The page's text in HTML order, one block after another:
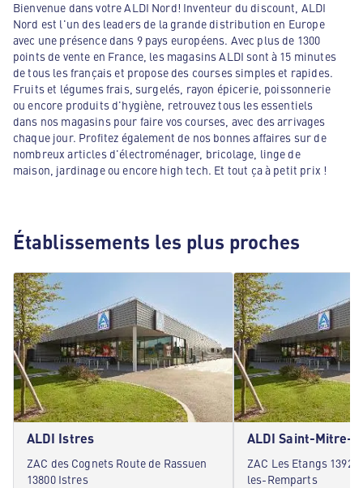
Bienvenue dans votre ALDI Nord! Inventeur du discount, ALDI
Nord est l'un des leaders de la grande distribution en Europe
avec une présence dans 9 pays européens. Avec plus de 1300
points de vente en France, les magasins ALDI sont à 15 minutes
de tous les français et propose des courses simples et rapides.
Fruits et légumes frais, surgelés, rayon épicerie, poissonnerie
ou encore produits d'hygiène, retrouvez tous les essentiels
dans nos magasins pour faire vos courses, avec des arrivages
chaque jour. Profitez également de nos bonnes affaires sur de
nombreux articles d'électroménager, bricolage, linge de
maison, jardinage ou encore high tech. Et tout ça à petit prix !
Établissements les plus proches
ALDI Istres
ZAC des Cognets Route de Rassuen
13800 Istres
ALDI Saint-Mitre-
ZAC Les Etangs
les-Remparts